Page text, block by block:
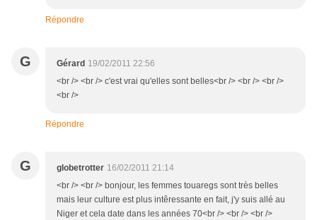
Répondre
G Gérard 19/02/2011 22:56
<br /> <br /> c'est vrai qu'elles sont belles<br /> <br /> <br />
<br />
Répondre
G globetrotter 16/02/2011 21:14
<br /> <br /> bonjour, les femmes touaregs sont très belles
mais leur culture est plus intêressante en fait, j'y suis allé au
Niger et cela date dans les années 70<br /> <br /> <br />